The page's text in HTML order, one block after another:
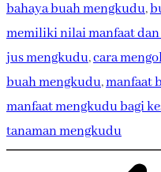
bahaya buah mengkudu,
memiliki nilai manfaat dan
jus mengkudu, cara
buah mengkudu, manfaat
manfaat mengkudu bagi
tanaman mengkudu